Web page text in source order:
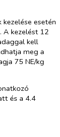
esetén
A kezelést 12
kell
meg a
75 NE/kg
és a 4.4